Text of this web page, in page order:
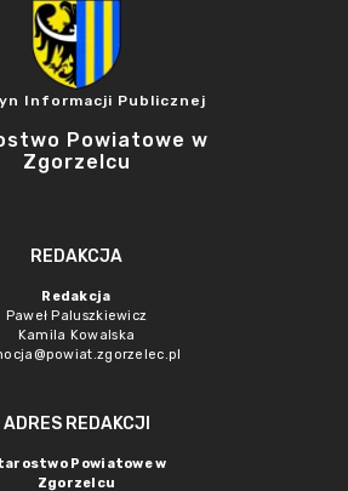
Informacji Publicznej
Powiatowe w
Zgorzelcu
REDAKCJA
Redakcja
Paweł Paluszkiewicz
Kamila Kowalska
ADRES REDAKCJI
Powiatowe w
Zgorzelcu